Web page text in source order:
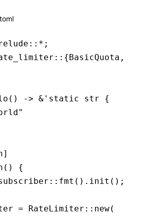
::* ;
:: {BasicQuota ,
() -> & ' static str {
() {
:: fmt () . init ();
= RateLimiter :: new(